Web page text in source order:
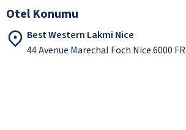
Otel Konumu
Best Western Lakmi Nice
44 Avenue Marechal Foch Nice 6000 FR